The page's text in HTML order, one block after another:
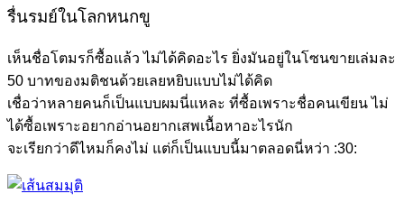
รื่นรมย์ในโลกหนกขู
เห็นชื่อโตมรก็ซื้อแล้ว ไม่ได้คิดอะไร ยิ่งมันอยู่ในโซนขายเล่มละ
50 บาทของมติชนด้วยเลยหยิบแบบไม่ได้คิด
เชื่อว่าหลายคนก็เป็นแบบผมนี่แหละ ที่ซื้อเพราะชื่อคนเขียน ไม่
ได้ซื้อเพราะอยากอ่านอยากเสพเนื้อหาอะไรนัก
จะเรียกว่าดีไหมก็คงไม่ แต่ก็เป็นแบบนี้มาตลอดนี่หว่า :30: